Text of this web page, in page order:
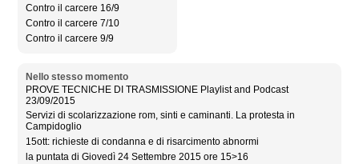
Contro il carcere 16/9
Contro il carcere 7/10
Contro il carcere 9/9
Nello stesso momento
PROVE TECNICHE DI TRASMISSIONE Playlist and Podcast
23/09/2015
Servizi di scolarizzazione rom, sinti e caminanti. La protesta in
Campidoglio
15ott: richieste di condanna e di risarcimento abnormi
la puntata di Giovedì 24 Settembre 2015 ore 15>16